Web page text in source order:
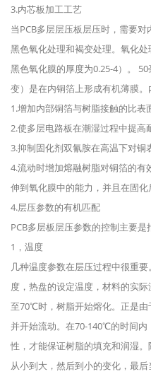
3.内芯板加工工艺
当PCB多层层压板层压时，需要
黑色氧化处理和褐变处理。氧化处
黑色氧化膜的厚度为0.25-4）。
变）是在内铜箔上形成有机薄膜
1.增加内部铜箔与树脂接触的比表
2.使多层电路板在潮湿过程中提高
3.抑制固化剂双氰胺在高温下对铜
4.流动时增加熔融树脂对铜箔的
伸到氧化膜中的能力，并且在固化
4.层压参数的有机匹配
PCB多层板层压参数的控制主要是
1，温度
几种温度参数在层压过程中很重
度，热盘的设定温度，材料的实
至70℃时，树脂开始熔化。正是
并开始流动。在70-140℃的时间
性，才能保证树脂的填充和润湿
从小到大，然后到小的变化，最